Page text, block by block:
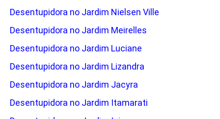
Desentupidora no Jardim Nielsen Ville
Desentupidora no Jardim Meirelles
Desentupidora no Jardim Luciane
Desentupidora no Jardim Lizandra
Desentupidora no Jardim Jacyra
Desentupidora no Jardim Itamarati